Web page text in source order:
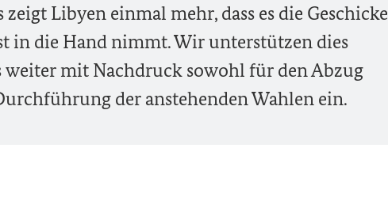
Libyen einmal mehr, dass es die Geschicke
in die Hand nimmt. Wir unterstützen dies
mit Nachdruck sowohl für den Abzug
der anstehenden Wahlen ein.